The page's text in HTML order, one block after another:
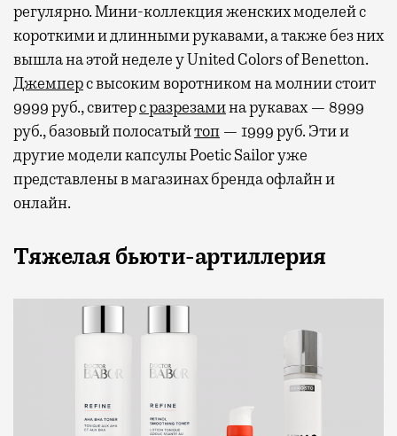
регулярно. Мини-коллекция женских моделей с
короткими и длинными рукавами, а также без них
вышла на этой неделе у United Colors of Benetton.
Джемперс высоким воротником на молнии стоит
9999 руб., свитерс разрезамина рукавах — 8999
руб., базовый полосатыйтоп — 1999 руб. Эти и
другие модели капсулы Poetic Sailor уже
представлены в магазинах бренда офлайн и
онлайн.
Тяжелая бьюти-артиллерия